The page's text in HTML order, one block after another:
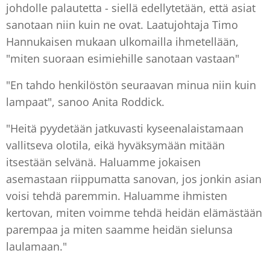
johdolle palautetta - siellä edellytetään, että asiat
sanotaan niin kuin ne ovat. Laatujohtaja Timo
Hannukaisen mukaan ulkomailla ihmetellään,
"miten suoraan esimiehille sanotaan vastaan"
"En tahdo henkilöstön seuraavan minua niin kuin
lampaat", sanoo Anita Roddick.
"Heitä pyydetään jatkuvasti kyseenalaistamaan
vallitseva olotila, eikä hyväksymään mitään
itsestään selvänä. Haluamme jokaisen
asemastaan riippumatta sanovan, jos jonkin asian
voisi tehdä paremmin. Haluamme ihmisten
kertovan, miten voimme tehdä heidän elämästään
parempaa ja miten saamme heidän sielunsa
laulamaan."